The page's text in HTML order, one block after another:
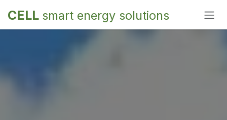
CELL smart energy solutions